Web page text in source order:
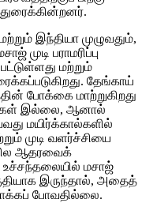
இந்தியா முழுவதும்,
பராமரிப்பு
மற்றும்
தேங்காய்
போக்கை மாற்றுகிறது
இல்லை, ஆனால்
மயிர்க்கால்களில்
முடி வளர்ச்சியை
ஆதரவைக்
மசாஜ்
இருந்தால், அதைத்
போவதில்லை.